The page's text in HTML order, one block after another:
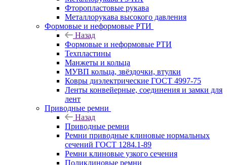
Фторопластовые рукава
Металлорукава высокого давления
Формовые и неформовые РТИ
Назад
Формовые и неформовые РТИ
Техпластины
Манжеты и кольца
МУВП кольца, звёздочки, втулки
Ковры диэлектрические ГОСТ 4997-75
Ленты конвейерные, соединения и замки для
лент
Приводные ремни
Назад
Приводные ремни
Ремни приводные клиновые нормальных
сечений ГОСТ 1284.1-89
Ремни клиновые узкого сечения
Поликлиновые ремни